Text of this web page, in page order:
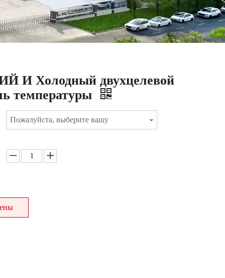
И Холодный двухцелевой
температуры
Пожалуйста, выберите вашу